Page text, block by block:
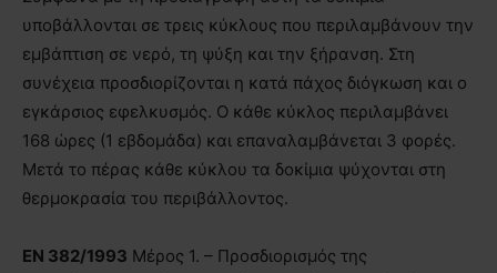
υποβάλλονται σε τρεις κύκλους που περιλαμβάνουν την
εμβάπτιση σε νερό, τη ψύξη και την ξήρανση. Στη
συνέχεια προσδιορίζονται η κατά πάχος διόγκωση και ο
εγκάρσιος εφελκυσμός. Ο κάθε κύκλος περιλαμβάνει
168 ώρες (1 εβδομάδα) και επαναλαμβάνεται 3 φορές.
Μετά το πέρας κάθε κύκλου τα δοκίμια ψύχονται στη
θερμοκρασία του περιβάλλοντος.
EN 382/1993 Μέρος 1. – Προσδιορισμός της